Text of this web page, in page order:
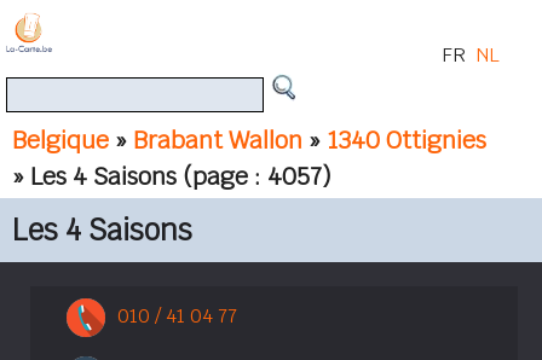
Belgique » Brabant Wallon » 1340 Ottignies
» Les 4 Saisons (page : 4057)
FR NL
Les 4 Saisons
010 / 41 04 77